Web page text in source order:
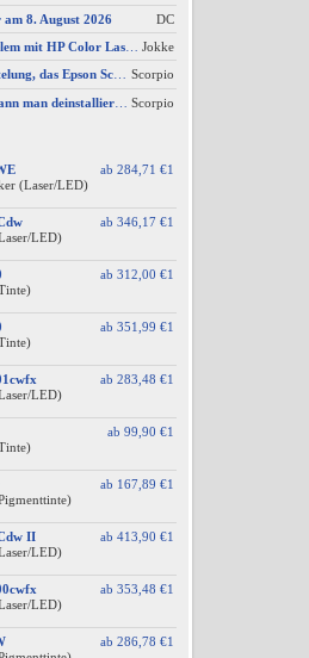
8. August 2026
DC
AW #13: Scanner Problem mit HP Color Laserjet Pro MFP M479fdw
Jokke
Ich erhalte die Mittelung, das Epson Scanner Monitor demnächst nicht mehr vom Mac unterstützt wird
Scorpio
Welche Software kann man deinstallieren - welche ich zwingend erforderlich Scorpio
ab 284,71 €1
(Laser/LED)
ab 346,17 €1
LED)
ab 312,00 €1
ab 351,99 €1
ab 283,48 €1
LED)
ab 99,90 €1
ab 167,89 €1
ab 413,90 €1
II
LED)
ab 353,48 €1
LED)
ab 286,78 €1